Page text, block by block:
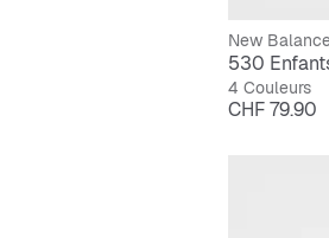
New
530
4 Couleurs
Prix
CHF 79.90